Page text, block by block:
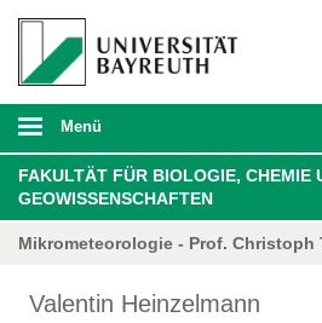
Menü
FAKULTÄT FÜR BIOLOGIE, CHEMIE
GEOWISSENSCHAFTEN
Mikrometeorologie - Prof. Christoph
Valentin Heinzelmann